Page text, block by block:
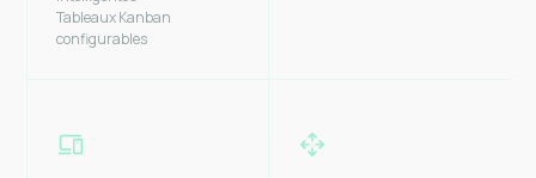
Tableaux Kanban
configurables